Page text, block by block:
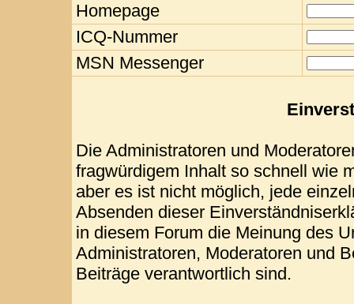
Homepage
ICQ-Nummer
MSN Messenger
Die Administratoren und
fragwürdigem Inhalt so schnell wie
aber es ist nicht möglich, jede
Absenden dieser
in diesem Forum die Meinung des
Administratoren, Moderatoren und
Beiträge verantwortlich sind.